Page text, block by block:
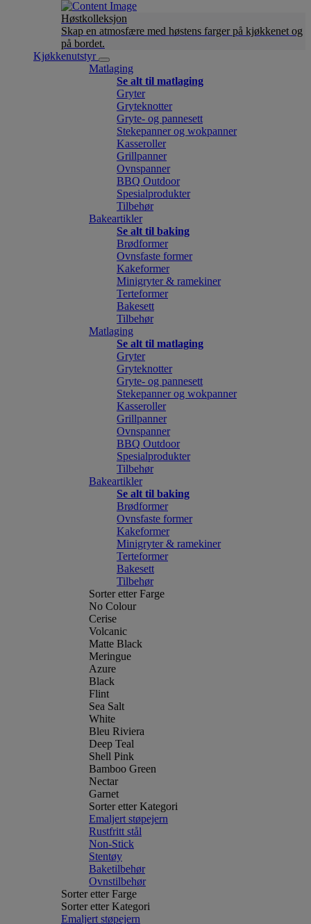
Høstkolleksjon
Skap en atmosfære med høstens farger på kjøkkenet og
på bordet.
Kjøkkenutstyr
Matlaging
Se alt til matlaging
Gryter
Gryteknotter
Gryte- og pannesett
Stekepanner og wokpanner
Kasseroller
Grillpanner
Ovnspanner
BBQ Outdoor
Spesialprodukter
Tilbehør
Bakeartikler
Se alt til baking
Brødformer
Ovnsfaste former
Kakeformer
Minigryter & ramekiner
Terteformer
Bakesett
Tilbehør
Matlaging
Se alt til matlaging
Gryter
Gryteknotter
Gryte- og pannesett
Stekepanner og wokpanner
Kasseroller
Grillpanner
Ovnspanner
BBQ Outdoor
Spesialprodukter
Tilbehør
Bakeartikler
Se alt til baking
Brødformer
Ovnsfaste former
Kakeformer
Minigryter & ramekiner
Terteformer
Bakesett
Tilbehør
Sorter etter Farge
No Colour
Cerise
Volcanic
Matte Black
Meringue
Azure
Black
Flint
Sea Salt
White
Bleu Riviera
Deep Teal
Shell Pink
Bamboo Green
Nectar
Garnet
Sorter etter Kategori
Emaljert støpejern
Rustfritt stål
Non-Stick
Stentøy
Baketilbehør
Ovnstilbehør
Sorter etter Farge
Sorter etter Kategori
Emaljert støpejern